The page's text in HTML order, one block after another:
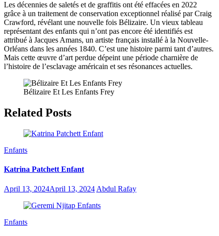
Les décennies de saletés et de graffitis ont été effacées en 2022
grâce à un traitement de conservation exceptionnel réalisé par Craig
Crawford, révélant une nouvelle fois Bélizaire. Un vieux tableau
représentant des enfants qui n’ont pas encore été identifiés est
attribué à Jacques Amans, un artiste français installé à la Nouvelle-
Orléans dans les années 1840. C’est une histoire parmi tant d’autres.
Mais cette œuvre d’art perdue dépeint une période charnière de
l’histoire de l’esclavage américain et ses résonances actuelles.
Bélizaire Et Les Enfants Frey
Related Posts
Enfants
Katrina Patchett Enfant
April 13, 2024April 13, 2024 Abdul Rafay
Enfants